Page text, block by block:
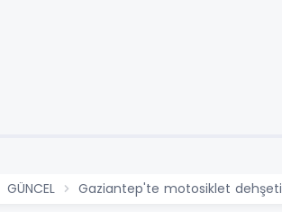
GÜNCEL Gaziantep'te motosiklet dehşeti